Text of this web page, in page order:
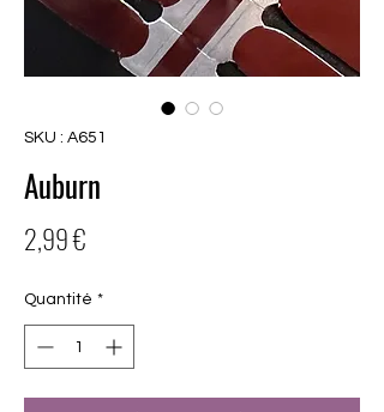
SKU : A651
Auburn
2,99 €
Quantité *